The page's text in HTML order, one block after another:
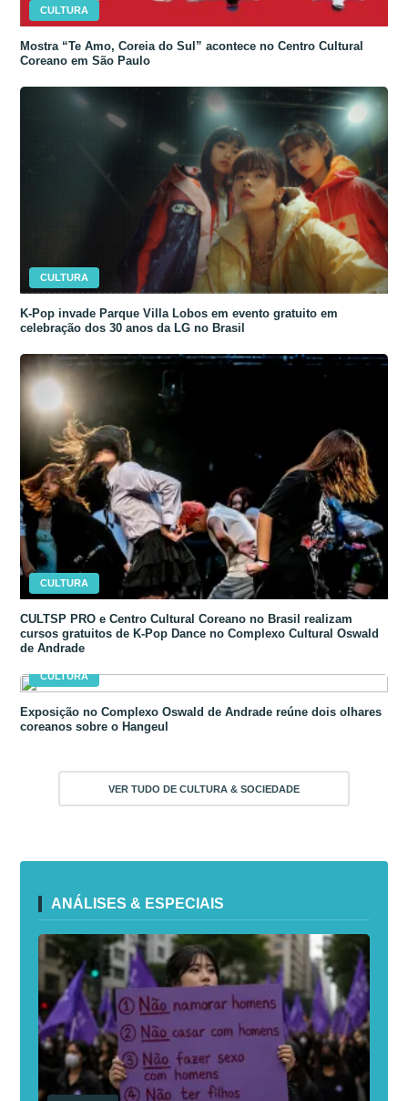
CULTURA
Mostra “Te Amo, Coreia do Sul” acontece no Centro Cultural
Coreano em São Paulo
CULTURA
K-Pop invade Parque Villa Lobos em evento gratuito em
celebração dos 30 anos da LG no Brasil
CULTURA
CULTSP PRO e Centro Cultural Coreano no Brasil realizam
cursos gratuitos de K-Pop Dance no Complexo Cultural Oswald
de Andrade
CULTURA
Exposição no Complexo Oswald de Andrade reúne dois olhares
coreanos sobre o Hangeul
VER TUDO DE CULTURA & SOCIEDADE
ANÁLISES & ESPECIAIS